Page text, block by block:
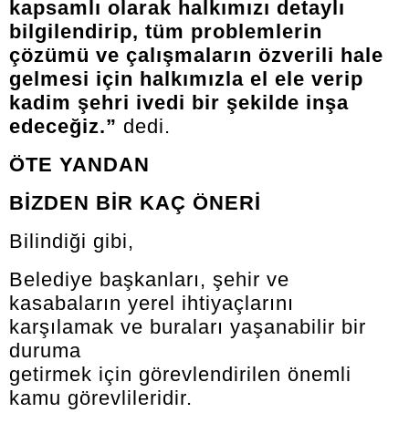
kapsamlı olarak halkımızı detaylı
bilgilendirip, tüm problemlerin
çözümü ve çalışmaların özverili hale
gelmesi için halkımızla el ele verip
kadim şehri ivedi bir şekilde inşa
edeceğiz.” dedi.
ÖTE YANDAN
BİZDEN BİR KAÇ ÖNERİ
Bilindiği gibi,
Belediye başkanları, şehir ve
kasabaların yerel ihtiyaçlarını
karşılamak ve buraları yaşanabilir bir
duruma
getirmek için görevlendirilen önemli
kamu görevlileridir.